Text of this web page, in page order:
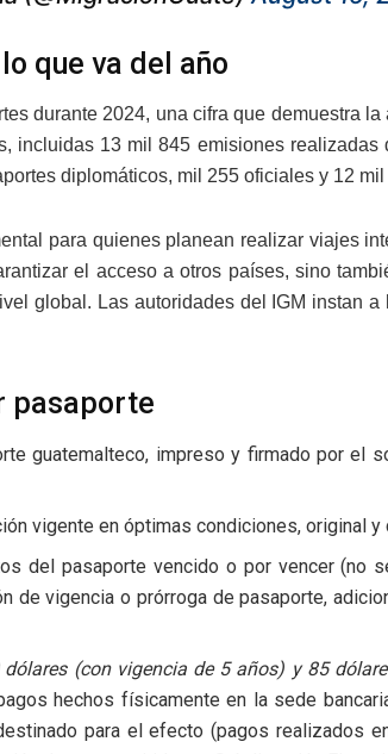
que va del año
durante 2024, una cifra que demuestra
incluidas 13 mil 845 emisiones realizadas
diplomáticos, mil 255 oficiales y 12
para quienes planean realizar viajes
el acceso a otros países, sino
global. Las autoridades del IGM instan
pasaporte
guatemalteco, impreso y firmado por el
vigente en óptimas condiciones, original
del pasaporte vencido o por vencer (no
de vigencia o prórroga de pasaporte,
dólares (con vigencia de 5 años) y 85
hechos físicamente en la sede
para el efecto (pagos realizados